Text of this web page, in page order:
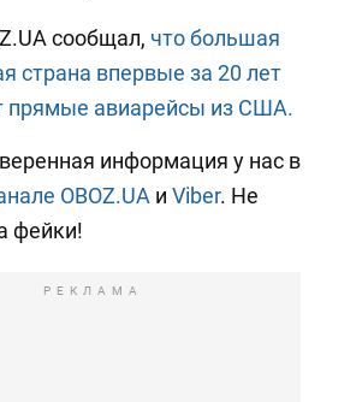
сообщал, что большая
страна впервые за 20 лет
прямые авиарейсы из США.
информация у нас в
OBOZ.UA и Viber. Не
фейки!
РЕКЛАМА